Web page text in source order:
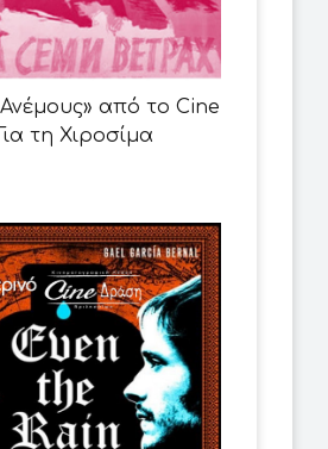
από το Cine
τη Χιροσίμα